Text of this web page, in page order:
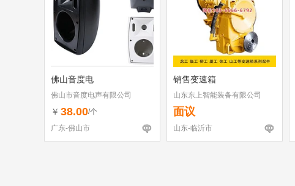
佛山音度电
佛山市音度电声有限公司
￥ 38.00/个
广东-佛山市
销售变速箱
山东东上智能装备有限公司
面议
山东-临沂市